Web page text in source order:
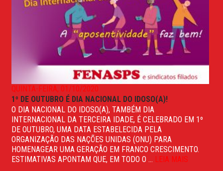
QUINTA-FEIRA, 01/10/2020
1º DE OUTUBRO É DIA NACIONAL DO IDOSO(A)!
O DIA NACIONAL DO IDOSO(A), TAMBÉM DIA
INTERNACIONAL DA TERCEIRA IDADE, É CELEBRADO EM 1º
DE OUTUBRO, UMA DATA ESTABELECIDA PELA
ORGANIZAÇÃO DAS NAÇÕES UNIDAS (ONU) PARA
HOMENAGEAR UMA GERAÇÃO EM FRANCO CRESCIMENTO.
ESTIMATIVAS APONTAM QUE, EM TODO O ... LEIA MAIS